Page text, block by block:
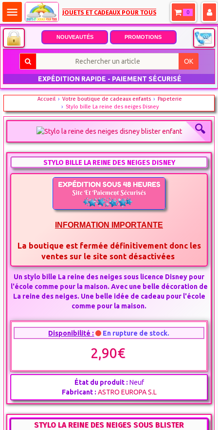
NOUVEAUTÉS PROMOTIONS
OK
EXPÉDITION RAPIDE - PAIEMENT SÉCURISÉ
menu JOUETS ET CADEAUX POUR TOUS 0
Accueil Votre boutique de cadeaux enfants
Papeterie
Stylo bille La reine des neiges Disney
STYLO BILLE LA REINE DES NEIGES DISNEY
INFORMATION IMPORTANTE
La boutique est fermée définitivement donc les
ventes sur le site sont désactivées
Un stylo bille La reine des neiges sous licence Disney pour
l'école comme pour la maison. Avec une belle décoration de
La reine des neiges. Une belle idée de cadeau pour l'école
comme pour la maison.
Disponibilité : En rupture de stock.
2,90€
État du produit : Neuf
Fabricant : ASTRO EUROPA S.L
STYLO LA REINE DES NEIGES SOUS BLISTER